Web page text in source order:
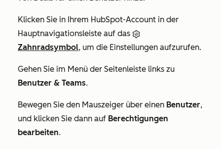
Klicken Sie in Ihrem HubSpot-Account in der
Hauptnavigationsleiste auf das
Zahnradsymbol, um die Einstellungen aufzurufen.
Gehen Sie im Menü der Seitenleiste links zu
Benutzer & Teams.
Bewegen Sie den Mauszeiger über einen Benutzer,
und klicken Sie dann auf Berechtigungen
bearbeiten.